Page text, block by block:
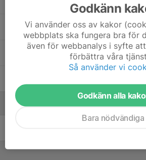
Theo Bägeby
Tim Davidsson
Ledare
Godkänn
Vi använder oss av kakor
webbplats ska fungera bra för
även för webbanalys i syfte
förbättra våra
Så använder vi
Godkänn alla
Bara nödvändiga